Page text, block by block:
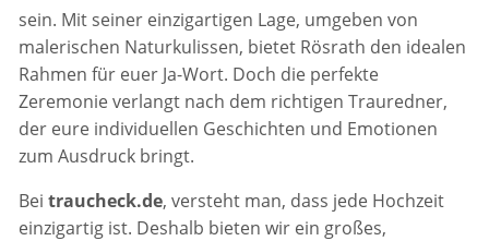
sein. Mit seiner einzigartigen Lage, umgeben von
malerischen Naturkulissen, bietet Rösrath den idealen
Rahmen für euer Ja-Wort. Doch die perfekte
Zeremonie verlangt nach dem richtigen Trauredner,
der eure individuellen Geschichten und Emotionen
zum Ausdruck bringt.
Beitraucheck.de, versteht man, dass jede Hochzeit
einzigartig ist. Deshalb bieten wir ein großes,